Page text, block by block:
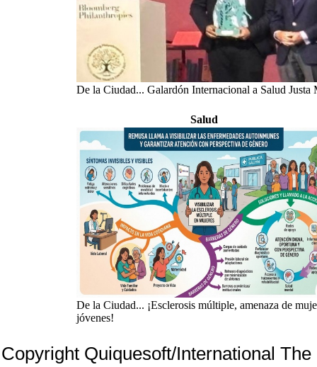
De la Ciudad... Galardón Internacional a Salud Justa
Salud
De la Ciudad... ¡Esclerosis múltiple, amenaza de
jóvenes!
Copyright Quiquesoft/International The